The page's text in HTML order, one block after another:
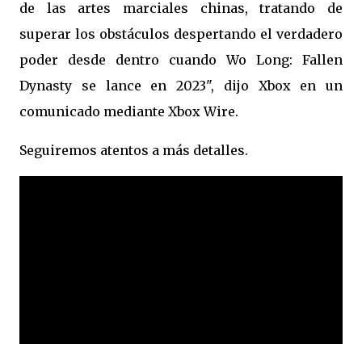
de las artes marciales chinas, tratando de
superar los obstáculos despertando el verdadero
poder desde dentro cuando Wo Long: Fallen
Dynasty se lance en 2023", dijo Xbox en un
comunicado mediante Xbox Wire.
Seguiremos atentos a más detalles.